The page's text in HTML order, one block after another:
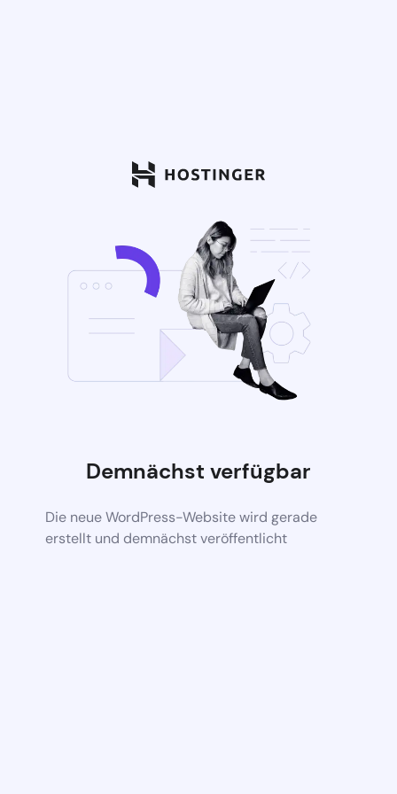
Demnächst verfügbar
Die neue WordPress-Website wird gerade
erstellt und demnächst veröffentlicht